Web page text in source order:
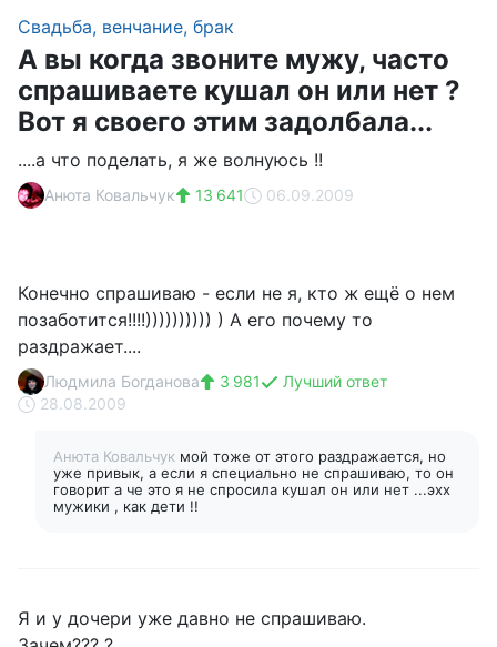
Свадьба, венчание, брак
А вы когда звоните мужу, часто
спрашиваете кушал он или нет ?
Вот я своего этим задолбала...
....а что поделать, я же волнуюсь !!
Анюта Ковальчук 13 641 06.09.2009
Конечно спрашиваю - если не я, кто ж ещё о нем
позаботится!!!!)))))))))) ) А его почему то
раздражает....
Людмила Богданова 3 981
Лучший ответ
28.08.2009
Анюта Ковальчук мой тоже от этого раздражается, но
уже привык, а если я специально не спрашиваю, то он
говорит а че это я не спросила кушал он или нет ...эхх
мужики , как дети !!
Я и у дочери уже давно не спрашиваю.